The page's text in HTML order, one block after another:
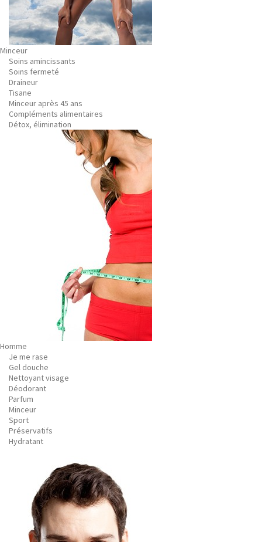
Minceur
Soins amincissants
Soins fermeté
Draineur
Tisane
Minceur après 45 ans
Compléments alimentaires
Détox, élimination
Homme
Je me rase
Gel douche
Nettoyant visage
Déodorant
Parfum
Minceur
Sport
Préservatifs
Hydratant